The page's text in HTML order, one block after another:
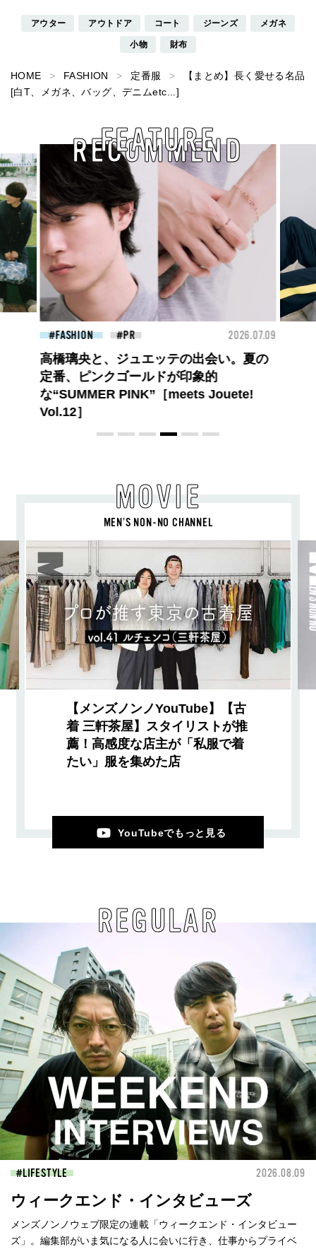
アウター アウトドア コート ジーンズ メガネ
小物 財布
HOME FASHION 定番服
【まとめ】長く愛せる名品
[白T、メガネ、バッグ、デニムetc...]
RECOMMEND
FEATURE
FASHION 2026.07.09
ロエベの新しい世界へようこそ。大胆な
コントラストとレイヤードの先に。装う
喜び、明るいスピリット
MOVIE
MEN’S NON-NO CHANNEL
【メンズノンノYouTube】【古
着 三軒茶屋】スタイリストが推
薦！高感度な店主が「私服で着
たい」服を集めた店
YouTubeでもっと見る
REGULAR
LIFESTYLE 2026.08.09
ウィークエンド・インタビューズ
メンズノンノウェブ限定の連載「ウィークエンド・インタビュー
ズ」。編集部がいま気になる人に会いに行き、仕事からプライベ